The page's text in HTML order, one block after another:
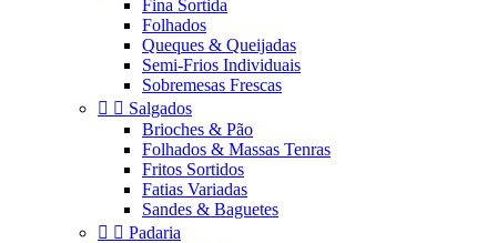
Fina Sortida
Folhados
Queques & Queijadas
Semi-Frios Individuais
Sobremesas Frescas
  Salgados
Brioches & Pão
Folhados & Massas Tenras
Fritos Sortidos
Fatias Variadas
Sandes & Baguetes
  Padaria